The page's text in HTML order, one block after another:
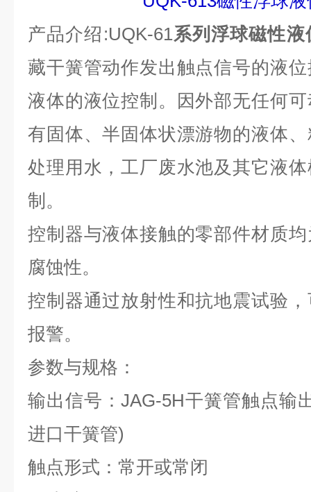
产品介绍:UQK-61系列浮球磁性液
藏干簧管动作发出触点信号的液
液体的液位控制。因外部无任何
有固体、半固体状漂游物的液体
处理用水，工厂废水池及其它液
制。
控制器与液体接触的零部件材质
腐蚀性。
控制器通过放射性和抗地震试验
报警。
参数与规格：
输出信号：JAG-5H干簧管触点输
进口干簧管)
触点形式：常开或常闭